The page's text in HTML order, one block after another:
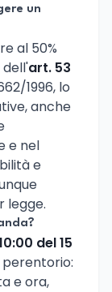
un
al 50%
dell'art. 53
1996, lo
anche
e nel
e
legge.
del 15
e ora,